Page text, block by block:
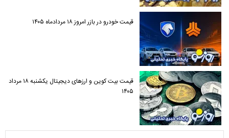
قیمت خودرو در بازر امروز ۱۸ مردادماه ۱۴۰۵
قیمت بیت کوین و ارز‌های دیجیتال یکشنبه ۱۸ مرداد
۱۴۰۵